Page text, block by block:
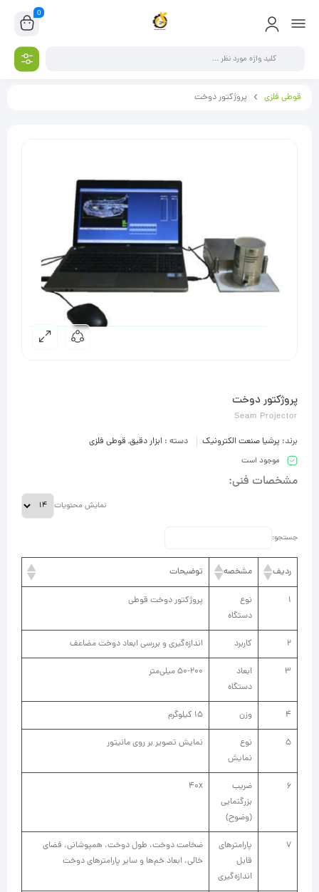
0
قوطی فلزی پروژکتور دوخت
پروژکتور دوخت
Seam Projector
برند: پرشیا صنعت الکترونیک دسته : ابزار دقیق, قوطی فلزی
موجود است
مشخصات فنی:
نمایش محتویات
جستجو:
ردیف مشخصه توضیحات
1
نوع
دستگاه
پروژکتور دوخت قوطی
2 کاربرد اندازه‌گیری و بررسی ابعاد دوخت مضاعف
3
ابعاد
دستگاه
50-200 میلی‌متر
4 وزن 15 کیلوگرم
5
نوع
نمایش
نمایش تصویر بر روی مانیتور
6
ضریب
بزرگنمایی
(وضوح)
40x
7
پارامترهای
قابل
اندازه‌گیری
ضخامت دوخت، طول دوخت، همپوشانی، فضای
خالی، ابعاد خم‌ها و سایر پارامترهای دوخت